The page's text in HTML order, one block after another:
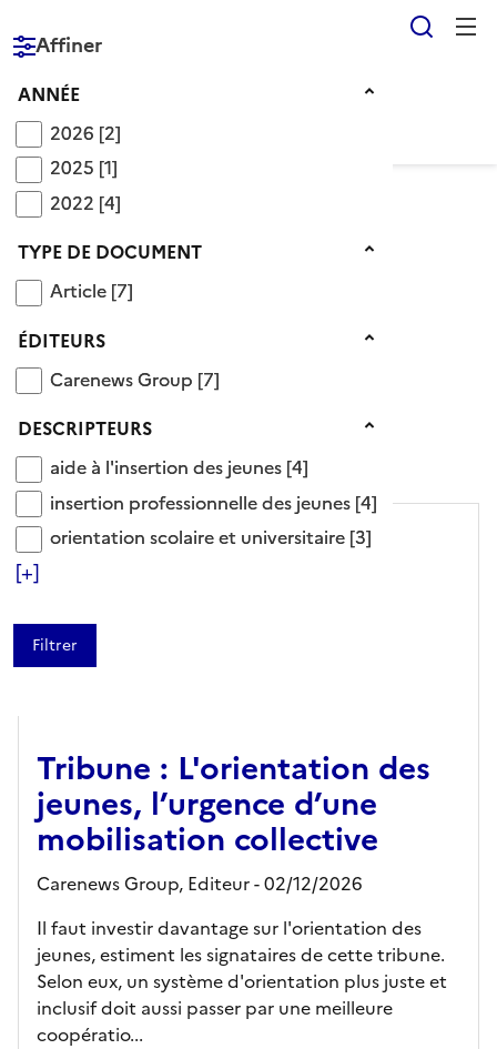
FRANÇAISE
Affiner
Année
ANNÉE
20262026 [2]
20252025 [1]
20222022 [4]
Type de document
TYPE DE DOCUMENT
ArticleArticle [7]
Éditeurs
ÉDITEURS
Carenews Group
Carenews Group [7]
Descripteurs
DESCRIPTEURS
aide à l'insertion des jeunes
aide à l'insertion des jeunes [4]
insertion professionnelle des jeunes
insertion professionnelle des jeunes [4]
orientation scolaire et universitaire
orientation scolaire et universitaire [3]
[+]
Éditeur Carenews Group
7 Documents disponibles chez cet éditeur
Tris disponibles (Ouverture d'une modale)
Ajouter le résultat au panier
Affiner la recherche
Tribune : L'orientation des
jeunes, l’urgence d’une
mobilisation collective
Carenews Group, Editeur- 02/12/2026
Il faut investir davantage sur l'orientation des
jeunes, estiment les signataires de cette tribune.
Selon eux, un système d'orientation plus juste et
inclusif doit aussi passer par une meilleure
coopératio...